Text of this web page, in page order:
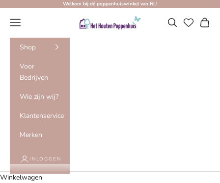
Welkom bij dé poppenhuiswinkel van NL!
Het Houten Poppenhuis
Menu Zoeken
Shop
Voor
Bedrijven
Wie zijn wij?
Klantenservice
Merken
INLOGGEN
Winkelwagen